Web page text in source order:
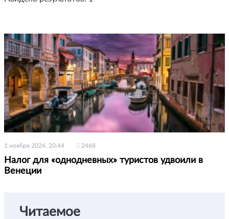
1 ноября 2024, 20:44 2468
Налог для «однодневных» туристов удвоили в
Венеции
Читаемое